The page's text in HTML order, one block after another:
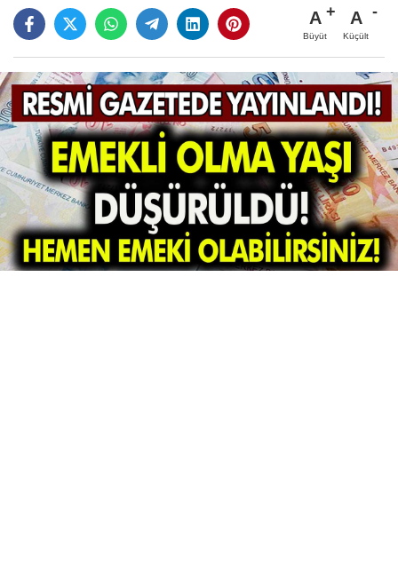
A
Büyüt
A
Küçült